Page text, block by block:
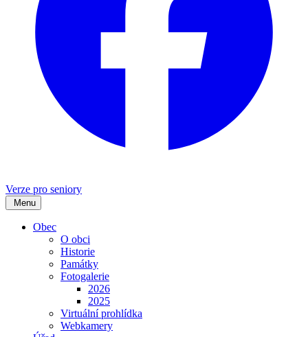
Verze pro seniory
Menu
Obec
O obci
Historie
Památky
Fotogalerie
2026
2025
Virtuální prohlídka
Webkamery